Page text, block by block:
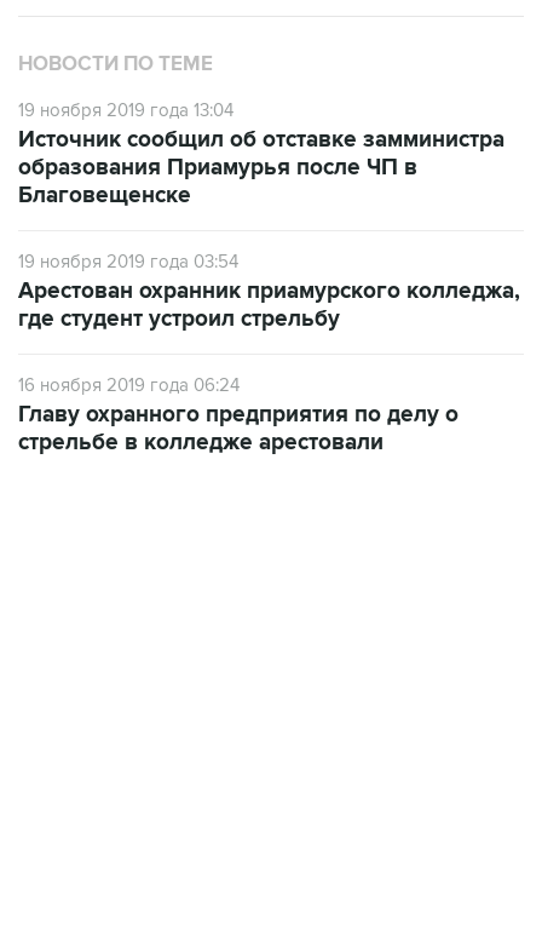
НОВОСТИ ПО ТЕМЕ
19 ноября 2019 года 13:04
образования Приамурья после ЧП в
Благовещенске
19 ноября 2019 года 03:54
где студент устроил стрельбу
16 ноября 2019 года 06:24
стрельбе в колледже арестовали